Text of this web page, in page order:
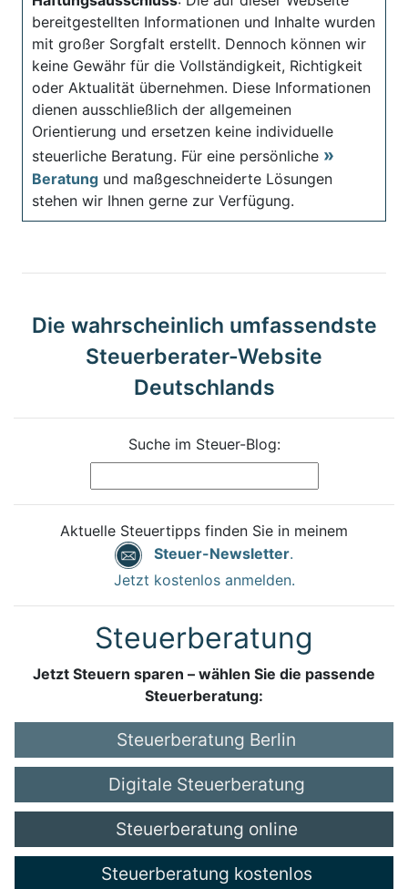
bereitgestellten Informationen und Inhalte wurden
mit großer Sorgfalt erstellt. Dennoch können wir
keine Gewähr für die Vollständigkeit, Richtigkeit
oder Aktualität übernehmen. Diese Informationen
dienen ausschließlich der allgemeinen
Orientierung und ersetzen keine individuelle
steuerliche Beratung. Für eine persönliche
Beratung und maßgeschneiderte Lösungen
stehen wir Ihnen gerne zur Verfügung.
Die wahrscheinlich umfassendste
Steuerberater-Website
Deutschlands
Suche im Steuer-Blog:
Aktuelle Steuertipps finden Sie in meinem
Steuer-Newsletter.
Jetzt kostenlos anmelden.
Steuerberatung
Jetzt Steuern sparen – wählen Sie die passende
Steuerberatung:
Steuerberatung Berlin
Digitale Steuerberatung
Steuerberatung online
Steuerberatung kostenlos